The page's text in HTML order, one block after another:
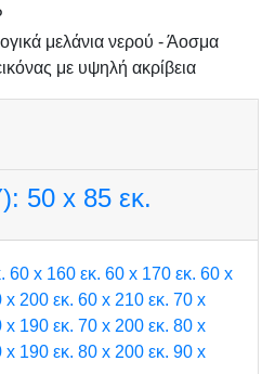
μελάνια νερού - Άοσμα
με υψηλή ακρίβεια
50 x 85 εκ.
60 x 160 εκ. 60 x 170 εκ. 60 x
x 200 εκ. 60 x 210 εκ. 70 x
x 190 εκ. 70 x 200 εκ. 80 x
x 190 εκ. 80 x 200 εκ. 90 x